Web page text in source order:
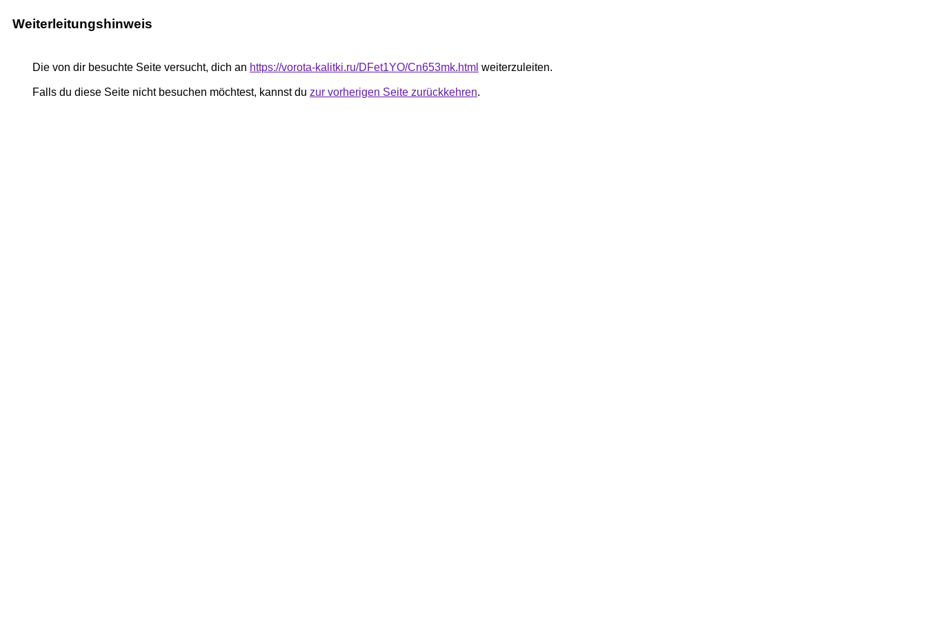
Weiterleitungshinweis
Die von dir besuchte Seite versucht, dich an https://vorota-kalitki.ru/DFet1YO/Cn653mk.html weiterzuleiten.
Falls du diese Seite nicht besuchen möchtest, kannst du zur vorherigen Seite zurückkehren.